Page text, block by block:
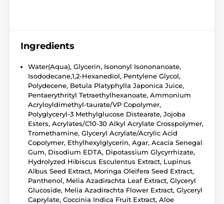
Ingredients
Water(Aqua), Glycerin, Isononyl Isononanoate,
Isododecane,1,2-Hexanediol, Pentylene Glycol,
Polydecene, Betula Platyphylla Japonica Juice,
Pentaerythrityl Tetraethylhexanoate, Ammonium
Acryloyldimethyl-taurate/VP Copolymer,
Polyglyceryl-3 Methylglucose Distearate, Jojoba
Esters, Acrylates/C10-30 Alkyl Acrylate Crosspolymer,
Tromethamine, Glyceryl Acrylate/Acrylic Acid
Copolymer, Ethylhexylglycerin, Agar, Acacia Senegal
Gum, Disodium EDTA, Dipotassium Glycyrrhizate,
Hydrolyzed Hibiscus Esculentus Extract, Lupinus
Albus Seed Extract, Moringa Oleifera Seed Extract,
Panthenol, Melia Azadirachta Leaf Extract, Glyceryl
Glucoside, Melia Azadirachta Flower Extract, Glyceryl
Caprylate, Coccinia Indica Fruit Extract, Aloe